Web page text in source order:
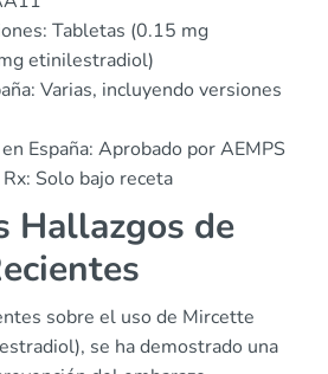
Tabletas (0.15 mg
etinilestradiol)
Varias, incluyendo versiones
España: Aprobado por AEMPS
Solo bajo receta
Hallazgos de
sobre el uso de Mircette
se ha demostrado una